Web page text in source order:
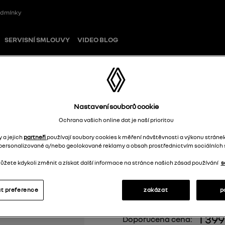
SERVISNÍ SMLOUVY VIDEO BLOG
Textilní
4 kusů – L2
Doporučená cena: 1
Nastavení souborů cookie
Ochrana vašich online dat je naší prioritou
a jejich partneři používají soubory cookies k měření návštěvnosti a výkonu
a/nebo geolokované reklamy a obsah prostřednictvím sociálních
kdykoli změnit a získat další informace na stránce našich zásad používání
zakázat
preference